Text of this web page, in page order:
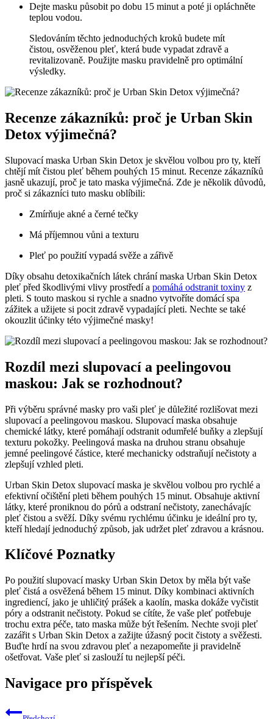
Dejte masku‌ působit po ‌dobu 15 minut a poté ji opláchněte
teplou vodou.
Sledováním těchto ‍jednoduchých kroků ⁣budete mít‍
čistou, osvěženou pleť, ⁤která bude vypadat zdravě a‌
revitalizovaně. Použijte masku pravidelně pro optimální
výsledky.
Recenze zákazníků: proč je⁤ Urban Skin
Detox výjimečná?
Slupovací maska Urban Skin Detox je skvělou volbou pro ty, kteří
chtějí mít čistou pleť během pouhých 15 minut. Recenze zákazníků
jasně ukazují, ⁢proč je tato ⁤maska výjimečná. Zde je ‌několik důvodů,
proč si zákazníci⁤ tuto masku oblíbili:
Zmírňuje akné a ‌černé tečky
Má příjemnou vůni a texturu
Pleť⁣ po použití‍ vypadá svěže a zářivě
Díky obsahu detoxikačních látek chrání maska Urban Skin Detox
pleť⁤ před škodlivými⁢ vlivy prostředí a pomáhá odstranit toxiny z
pleti. S touto maskou si ‌rychle a snadno vytvoříte domácí spa
zážitek a ​užijete si pocit zdravě vypadající pleti. Nechte se také
okouzlit účinky této‌ výjimečné‍ masky!
Rozdíl mezi slupovací a peelingovou
maskou: Jak se rozhodnout?
Při výběru správné masky pro vaši pleť ⁤je důležité ‍rozlišovat ‍mezi
slupovací a peelingovou ‍maskou. Slupovací maska obsahuje
chemické látky, které ​pomáhají odstranit​ odumřelé buňky a zlepšují
texturu pokožky. ⁤Peelingová maska na druhou stranu obsahuje
jemné peelingové ‍částice, které ‍mechanicky odstraňují nečistoty a​
zlepšují vzhled pleti.
Urban Skin Detox slupovací maska je skvělou volbou pro⁣ rychlé a
efektivní očištění pleti během pouhých 15 minut. Obsahuje ⁣aktivní
látky, které proniknou do pórů a‌ odstraní ⁢nečistoty, zanechávajíc
pleť čistou a⁤ svěží.‍ Díky ⁤svému⁣ rychlému účinku ‍je ideální pro ty,⁤
kteří hledají jednoduchý způsob, ⁣jak ​udržet pleť ⁢zdravou a ⁣krásnou.
Klíčové Poznatky
Po použití slupovací masky Urban⁤ Skin‌ Detox​ by měla být vaše‌
pleť čistá a osvěžená během 15 minut.⁣ Díky kombinaci aktivních
ingrediencí, jako⁢ je uhličitý ​prášek a kaolín, ⁢maska dokáže ‍vyčistit
⁣póry a odstranit nečistoty. Pokud se ⁢cítíte, že⁣ vaše pleť potřebuje
trochu extra péče, tato maska může být⁢ řešením. Nechte⁣ svoji pleť
zazářit s Urban Skin Detox a zažijte úžasný pocit čistoty ‌a svěžesti.⁢
Buďte hrdí na svou zdravou pleť a nezapomeňte ji pravidelně
ošetřovat.‍ Vaše pleť si zaslouží tu nejlepší péči.
Navigace pro příspěvek